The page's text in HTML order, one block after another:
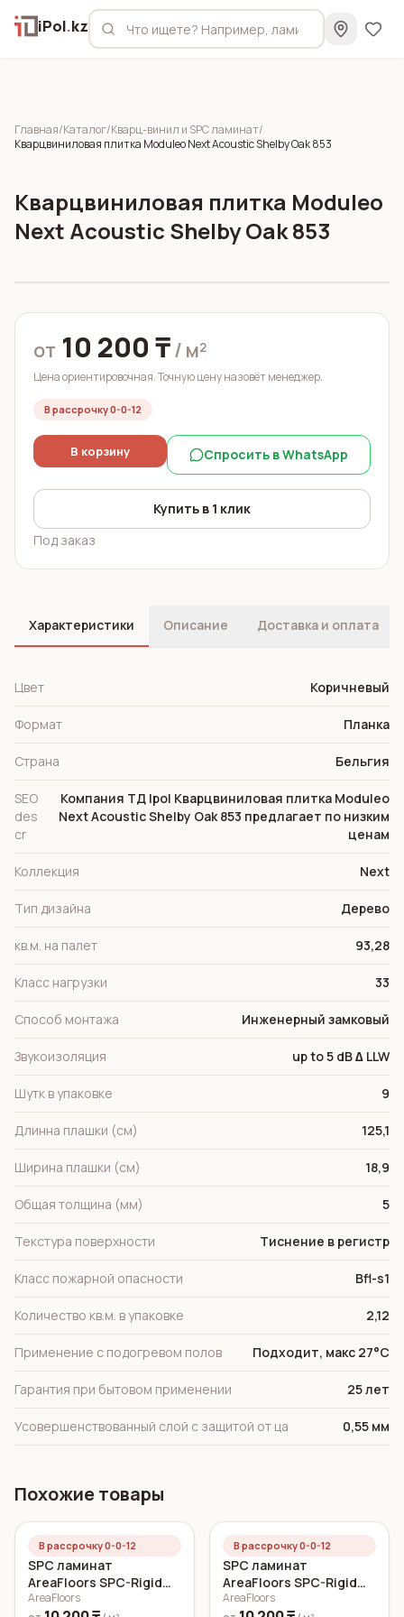
iPol.kz
Главная/Каталог/Кварц-винил и SPC ламинат/
Кварцвиниловая плитка Moduleo Next Acoustic Shelby Oak 853
Кварцвиниловая плитка Moduleo
Next Acoustic Shelby Oak 853
от 10 200 ₸/ м²
Цена ориентировочная. Точную цену назовёт менеджер.
В рассрочку 0-0-12
В корзину Спросить в WhatsApp
Купить в 1 клик
Под заказ
Характеристики Описание Доставка и оплата
Цвет Коричневый
Формат Планка
Страна Бельгия
SEO
des
cr
Компания ТД Ipol Кварцвиниловая плитка Moduleo
Next Acoustic Shelby Oak 853 предлагает по низким
ценам
Коллекция Next
Тип дизайна Дерево
кв.м. на палет 93,28
Класс нагрузки 33
Способ монтажа Инженерный замковый
Звукоизоляция up to 5 dB ∆ LLW
Шутк в упаковке 9
Длинна плашки (см) 125,1
Ширина плашки (см) 18,9
Общая толщина (мм) 5
Текстура поверхности Тиснение в регистр
Класс пожарной опасности Bfl-s1
Количество кв.м. в упаковке 2,12
Применение с подогревом полов Подходит, макс 27°C
Гарантия при бытовом применении 25 лет
Усовершенствованный слой с защитой от ца 0,55 мм
Похожие товары
В рассрочку 0-0-12
SPC ламинат
AreaFloors SPC-Rigid
Click Дуб морской
AreaFloors
В рассрочку 0-0-12
SPC ламинат
AreaFloors SPC-Rigid
Click Осенний дуб
AreaFloors